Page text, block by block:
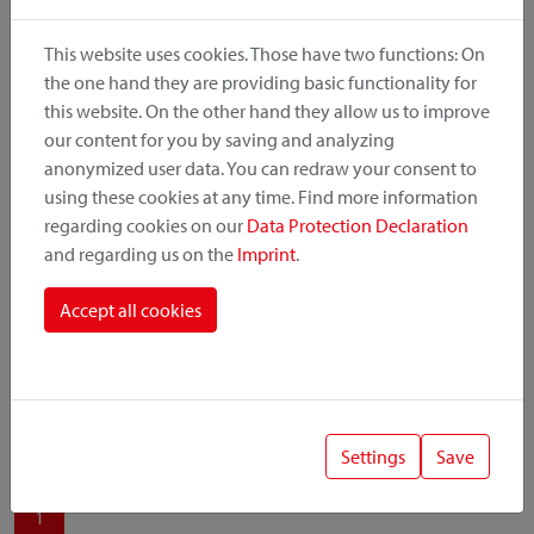
produit, le point de montage et le système de fixation.
Catégorie de produit
Position de montage
Système de fixation
1
This website uses cookies. Those have two functions: On
the one hand they are providing basic functionality for
this website. On the other hand they allow us to improve
our content for you by saving and analyzing
anonymized user data. You can redraw your consent to
using these cookies at any time. Find more information
regarding cookies on our Data Protection Declaration
and regarding us on the Imprint.
Accept all cookies
Settings Save